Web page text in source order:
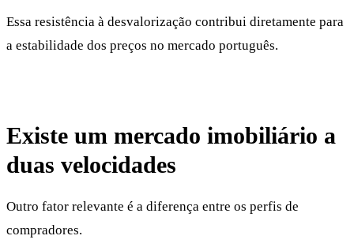
Essa resistência à desvalorização contribui diretamente para
a estabilidade dos preços no mercado português.
Existe um mercado imobiliário a
duas velocidades
Outro fator relevante é a diferença entre os perfis de
compradores.